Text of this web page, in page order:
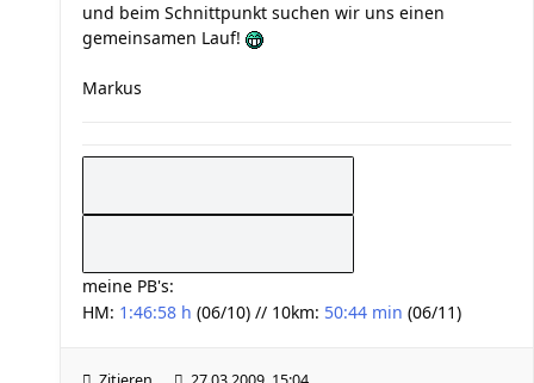
und beim Schnittpunkt suchen wir uns einen
gemeinsamen Lauf!
Markus
meine PB's:
HM: 1:46:58 h (06/10) // 10km: 50:44 min (06/11)